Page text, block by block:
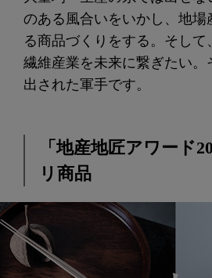
のある風合いをいかし、地場
る商品づくりをする。そして
繊維産業を未来に繋ぎたい。
出された軍手です。
「地産地匠アワード
リ商品